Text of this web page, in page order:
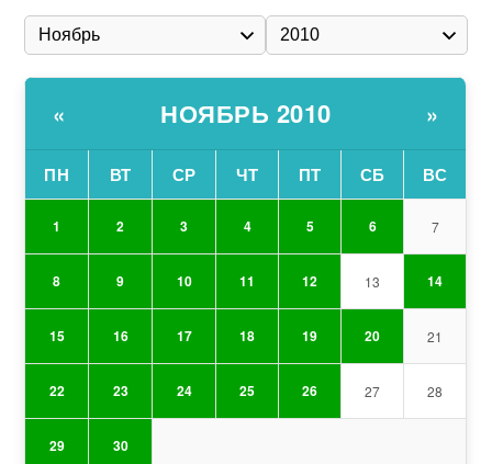
« НОЯБРЬ 2010 »
ПН ВТ СР ЧТ ПТ СБ ВС
1 2 3 4 5 6 7
8 9 10 11 12 13 14
15 16 17 18 19 20 21
22 23 24 25 26 27 28
29 30